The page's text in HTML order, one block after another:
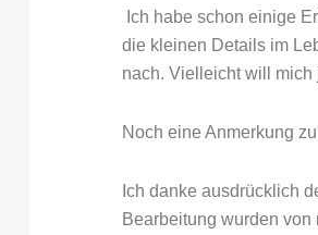
Ich habe schon einige
die kleinen Details im
nach. Vielleicht will mich
Noch eine Anmerkung
Ich danke ausdrücklich
Bearbeitung wurden